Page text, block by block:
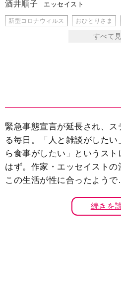
酒井順子 エッセイスト
新型コロナウィルス おひとりさま
緊急事態宣言が延長され、
る毎日。「人と雑談がした
ら食事がしたい」というス
はず。作家・エッセイスト
この生活が性に合ったよう
続きを